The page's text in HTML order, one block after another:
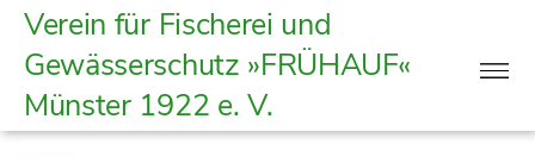
Verein
für
Fischerei
und
Gewässerschutz
Verein für Fischerei und
Gewässerschutz »FRÜHAUF«
Münster 1922 e. V.